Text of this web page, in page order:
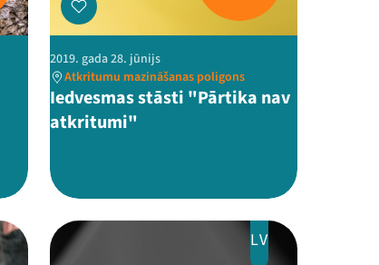
2019. gada 28. jūnijs
Atkritumu mazināšanas poligons
Iedvesmas stāsti "Pārtika nav
atkritumi"
LV